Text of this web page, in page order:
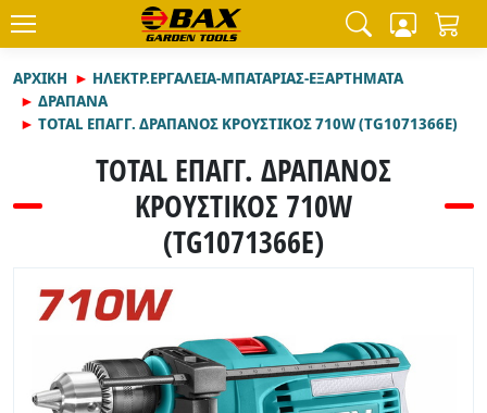
ΑΡΧΙΚΉ
ΗΛΕΚΤΡ.ΕΡΓΑΛΕΙΑ-ΜΠΑΤΑΡΙΑΣ-ΕΞΑΡΤΗΜΑΤΑ
ΔΡΑΠΑΝΑ
TOTAL ΕΠΑΓΓ. ΔΡΑΠΑΝΟΣ ΚΡΟΥΣΤΙΚΟΣ 710W (TG1071366E)
TOTAL ΕΠΑΓΓ. ΔΡΑΠΑΝΟΣ
ΚΡΟΥΣΤΙΚΟΣ 710W
(TG1071366E)